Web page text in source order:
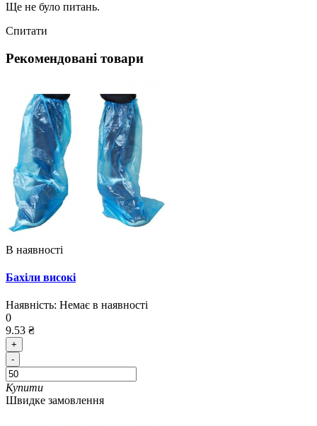
Ще не було питань.
Спитати
Рекомендовані товари
В наявності
Бахіли високі
Наявність: Немає в наявності
0
9.53 ₴
+
-
Купити
Швидке замовлення